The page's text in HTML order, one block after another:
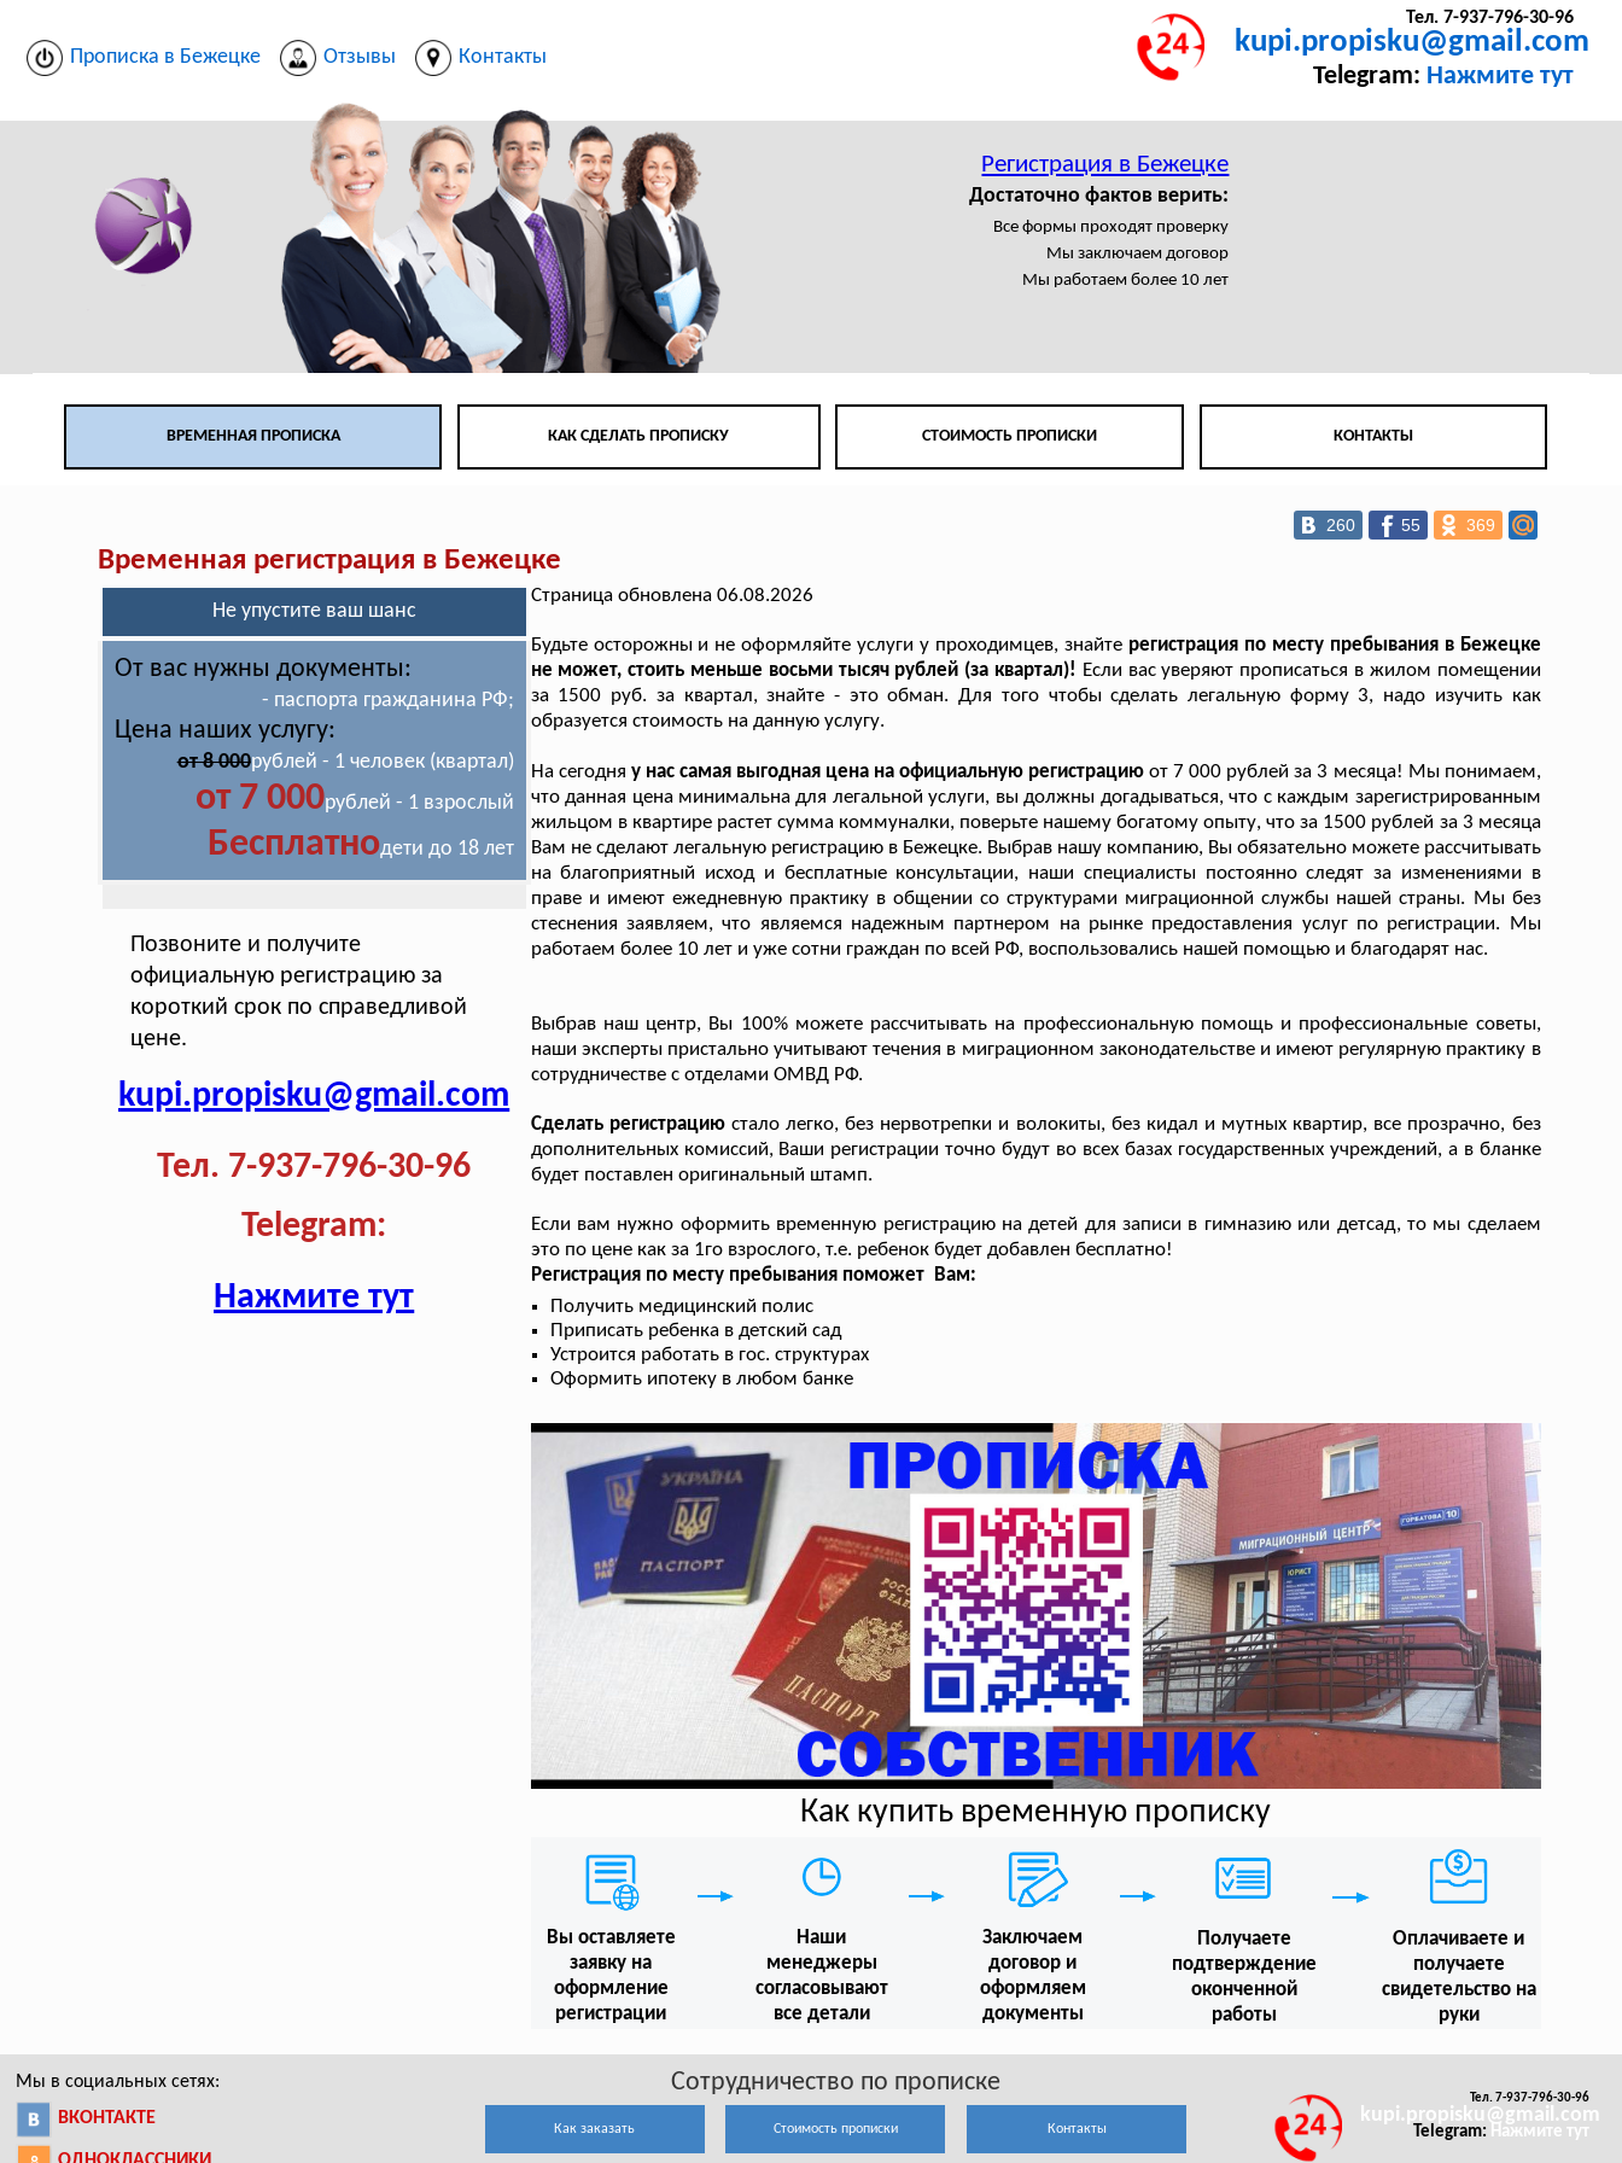
Прописка в Бежецке Отзывы Контакты
Тел. 7-937-796-30-96
kupi.propisku@gmail.com
Telegram: Нажмите тут
Регистрация в Бежецке
Достаточно фактов верить:
Все формы проходят проверку
Мы заключаем договор
Мы работаем более 10 лет
ВРЕМЕННАЯ ПРОПИСКА КАК СДЕЛАТЬ ПРОПИСКУ СТОИМОСТЬ ПРОПИСКИ КОНТАКТЫ
260 55 369
Временная регистрация в Бежецке
Не упустите ваш шанс
От вас нужны документы:
- паспорта гражданина РФ;
Цена наших услугу:
от 8 000рублей - 1 человек (квартал)
от 7 000рублей - 1 взрослый
Бесплатнодети до 18 лет
Позвоните и получите
официальную регистрацию за
короткий срок по справедливой
цене.
kupi.propisku@gmail.com
Тел. 7-937-796-30-96
Telegram:
Нажмите тут
Страница обновлена 06.08.2026
Будьте осторожны и не оформляйте услуги у проходимцев, знайте регистрация по месту пребывания в Бежецке
не может, стоить меньше восьми тысяч рублей (за квартал)! Если вас уверяют прописаться в жилом помещении
за 1500 руб. за квартал, знайте - это обман. Для того чтобы сделать легальную форму 3, надо изучить как
образуется стоимость на данную услугу.
На сегодня у нас самая выгодная цена на официальную регистрациюот 7 000 рублей за 3 месяца! Мы понимаем,
что данная цена минимальна для легальной услуги, вы должны догадываться, что с каждым зарегистрированным
жильцом в квартире растет сумма коммуналки, поверьте нашему богатому опыту, что за 1500 рублей за 3 месяца
Вам не сделают легальную регистрацию в Бежецке. Выбрав нашу компанию, Вы обязательно можете рассчитывать
на благоприятный исход и бесплатные консультации, наши специалисты постоянно следят за изменениями в
праве и имеют ежедневную практику в общении со структурами миграционной службы нашей страны. Мы без
стеснения заявляем, что являемся надежным партнером на рынке предоставления услуг по регистрации. Мы
работаем более 10 лет и уже сотни граждан по всей РФ, воспользовались нашей помощью и благодарят нас.
Выбрав наш центр, Вы 100% можете рассчитывать на профессиональную помощь и профессиональные советы,
наши эксперты пристально учитывают течения в миграционном законодательстве и имеют регулярную практику в
сотрудничестве с отделами ОМВД РФ.
Сделать регистрациюстало легко, без нервотрепки и волокиты, без кидал и мутных квартир, все прозрачно, без
дополнительных комиссий, Ваши регистрации точно будут во всех базах государственных учреждений, а в бланке
будет поставлен оригинальный штамп.
Если вам нужно оформить временную регистрацию на детей для записи в гимназию или детсад, то мы сделаем
это по цене как за 1го взрослого, т.е. ребенок будет добавлен бесплатно!
Регистрация по месту пребывания поможет Вам:
Получить медицинский полис
Приписать ребенка в детский сад
Устроится работать в гос. структурах
Оформить ипотеку в любом банке
Как купить временную прописку
Вы оставляете
заявку на
оформление
регистрации
Наши
менеджеры
согласовывают
все детали
Заключаем
договор и
оформляем
документы
Получаете
подтверждение
оконченной
работы
Оплачиваете и
получаете
свидетельство на
руки
Мы в социальных сетях:
ВКОНТАКТЕ
Сотрудничество по прописке
Как заказать Стоимость прописки Контакты
Тел. 7-937-796-30-96
kupi.propisku@gmail.com
Telegram: Нажмите тут